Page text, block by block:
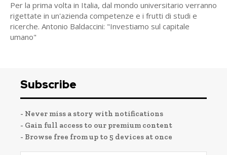
Per la prima volta in Italia, dal mondo universitario verranno
rigettate in un'azienda competenze e i frutti di studi e
ricerche. Antonio Baldaccini: "Investiamo sul capitale
umano"
Subscribe
- Never miss a story with notifications
- Gain full access to our premium content
- Browse free from up to 5 devices at once